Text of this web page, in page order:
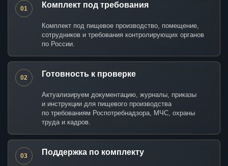
01 Комплект под требования
Комплект под пищевое производство, помещение,
сотрудников и требования контролирующих органов
по России.
02 Готовность к проверке
Актуализируем документацию, журналы, приказы
и инструкции для пищевого производства
по требованиям Роспотребнадзора, МЧС, охраны
труда и кадров.
03 Поддержка по комплекту